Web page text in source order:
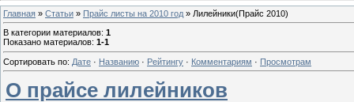
Главная » Статьи » Прайс листы на 2010 год » Лилейники(Прайс 2010)
В категории материалов: 1
Показано материалов: 1-1
Сортировать по: Дате · Названию · Рейтингу · Комментариям · Просмотрам
О прайсе лилейников